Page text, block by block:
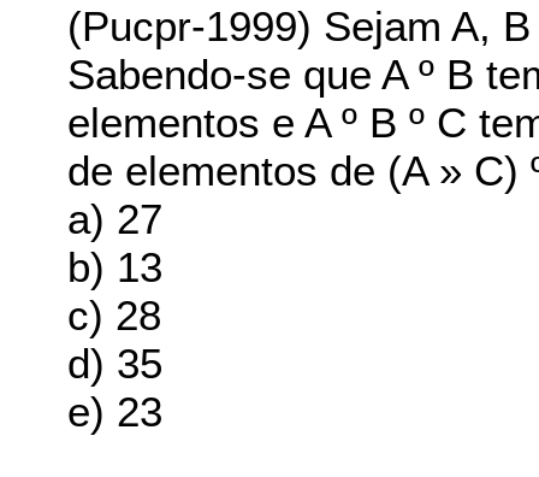
(Pucpr-1999) Sejam A,
Sabendo-se que A º B
elementos e A º B º C
de elementos de (A » C)
a) 27
b) 13
c) 28
d) 35
e) 23